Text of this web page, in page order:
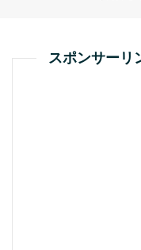
スポンサーリ